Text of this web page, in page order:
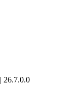
| 26.7.0.0